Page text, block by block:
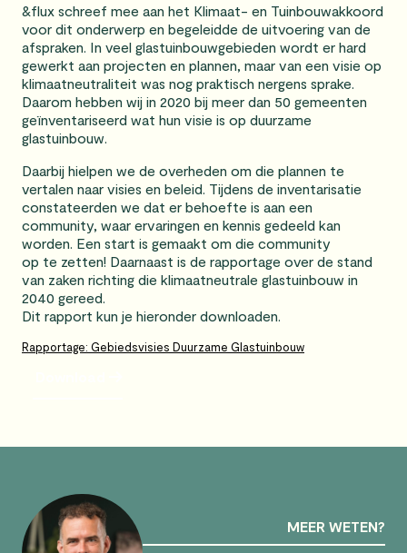
&flux schreef mee aan het Klimaat- en Tuinbouwakkoord
voor dit onderwerp en begeleidde de uitvoering van de
afspraken. In veel glastuinbouwgebieden wordt er hard
gewerkt aan projecten en plannen, maar van een visie op
klimaatneutraliteit was nog praktisch nergens sprake.
Daarom hebben wij in 2020 bij meer dan 50 gemeenten
geïnventariseerd wat hun visie is op duurzame
glastuinbouw.
Daarbij hielpen we de overheden om die plannen te
vertalen naar visies en beleid. Tijdens de inventarisatie
constateerden we dat er behoefte is aan een
community, waar ervaringen en kennis gedeeld kan
worden. Een start is gemaakt om die community
op te zetten! Daarnaast is de rapportage over de stand
van zaken richting die klimaatneutrale glastuinbouw in
2040 gereed.
Dit rapport kun je hieronder downloaden.
Rapportage: Gebiedsvisies Duurzame Glastuinbouw
MEER WETEN?